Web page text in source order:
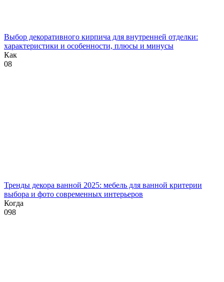
Выбор декоративного кирпича для внутренней отделки:
характеристики и особенности, плюсы и минусы
Как
08
Тренды декора ванной 2025: мебель для ванной критерии
выбора и фото современных интерьеров
Когда
098